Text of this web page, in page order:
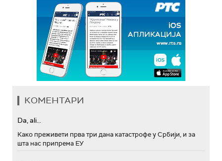
КОМЕНТАРИ
Da, ali...
Како преживети прва три дана катастрофе у Србији, и за
шта нас припрема ЕУ